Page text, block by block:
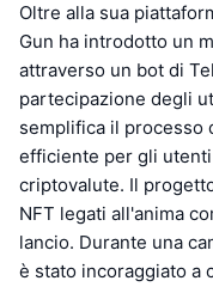
Oltre alla sua
Gun ha introdotto un
attraverso un bot di
partecipazione degli
semplifica il processo
efficiente per gli
criptovalute. Il
NFT legati all'anima
lancio. Durante una
è stato incoraggiato a